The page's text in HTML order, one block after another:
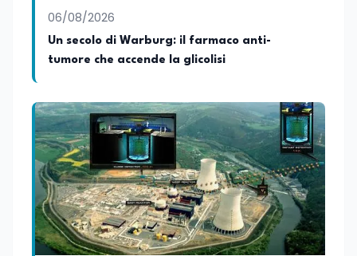
06/08/2026
Un secolo di Warburg: il farmaco anti-
tumore che accende la glicolisi